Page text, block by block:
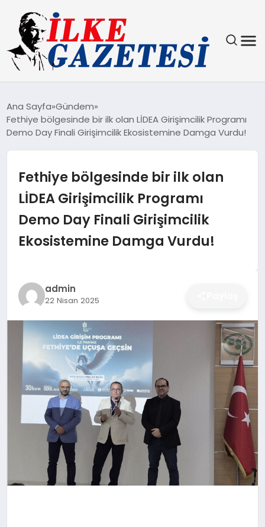
TEKNOLOJI
SAĞLIK
MAGAZIN
DÜNYA
EĞITIM
Ana Sayfa Gündem
Fethiye bölgesinde bir ilk olan LİDEA Girişimcilik Programı
Demo Day Finali Girişimcilik Ekosistemine Damga Vurdu!
Fethiye bölgesinde bir ilk olan
LİDEA Girişimcilik Programı
Demo Day Finali Girişimcilik
Ekosistemine Damga Vurdu!
admin
22 Nisan 2025